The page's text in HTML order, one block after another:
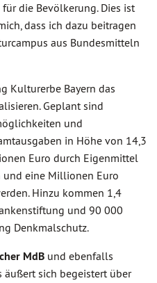
die Bevölkerung. Dies ist
dass ich dazu beitragen
aus Bundesmitteln
Kulturerbe Bayern das
Geplant sind
und
in Höhe von 14,3
Euro durch Eigenmittel
eine Millionen Euro
Hinzu kommen 1,4
und 90 000
Denkmalschutz.
MdB und ebenfalls
äußert sich begeistert über